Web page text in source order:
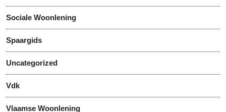
Sociale Woonlening
Spaargids
Uncategorized
Vdk
Vlaamse Woonlening